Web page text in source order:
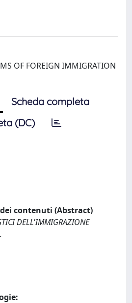
OF FOREIGN IMMIGRATION
Scheda completa
(DC)
contenuti (Abstract)
DELL'IMMIGRAZIONE